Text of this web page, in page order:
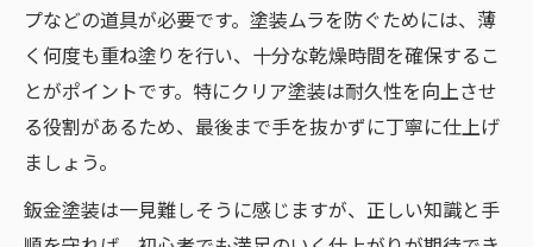
プなどの道具が必要です。塗装ムラを防ぐためには、薄
く何度も重ね塗りを行い、十分な乾燥時間を確保するこ
とがポイントです。特にクリア塗装は耐久性を向上させ
る役割があるため、最後まで手を抜かずに丁寧に仕上げ
ましょう。
鈑金塗装は一見難しそうに感じますが、正しい知識と手